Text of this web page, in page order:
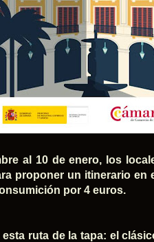
al 10 de enero, los
proponer un itinerario
por 4 euros.
esta ruta de la tapa: el